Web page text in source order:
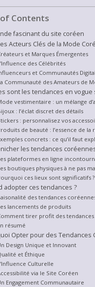
Contents
fascinant du site coréen
Acteurs Clés de la Mode
et Marques Émergentes
des Célébrités
et Communautés
Communauté des Amateurs de
sont les tendances en vogue
vestimentaire : un mélange
: l’éclat discret des détails
: personnalisez vos
de beauté : l’essence de
concrets : ce qu’il faut
les tendances
plateformes en ligne
boutiques physiques à ne pas
ces lieux sont significatifs ?
adopter ces tendances ?
des tendances
lancements de produits
tirer profit des
résumé
Opter pour des Tendances
Design Unique et Innovant
et Éthique
Culturelle
via le Site Coréen
Engagement Communautaire